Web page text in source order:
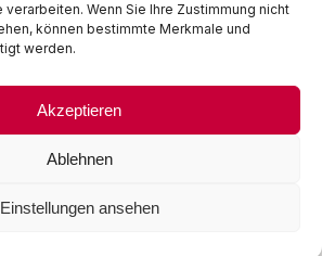
Wenn Sie Ihre Zustimmung nicht
können bestimmte Merkmale und
werden.
Akzeptieren
Ablehnen
Einstellungen ansehen
All Rights Reserved.
Sport Integrity
Terms of Service